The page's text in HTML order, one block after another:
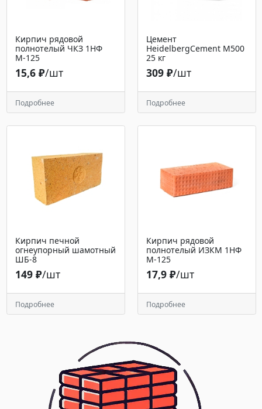
Кирпич рядовой
полнотелый ЧКЗ 1НФ
М-125
15,6 ₽/шт
Подробнее
Цемент
HeidelbergCement М500
25 кг
309 ₽/шт
Подробнее
Кирпич печной
огнеупорный шамотный
ШБ-8
149 ₽/шт
Подробнее
Кирпич рядовой
полнотелый ИЗКМ 1НФ
М-125
17,9 ₽/шт
Подробнее